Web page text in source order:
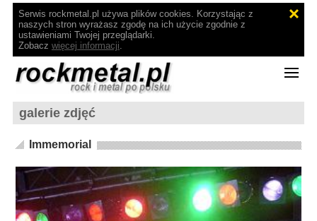
Serwis rockmetal.pl używa plików cookies. Korzystając z
naszych stron wyrażasz zgodę na ich użycie zgodnie z
ustawieniami Twojej przeglądarki.
Zobacz więcej informacji.
galerie zdjęć
Immemorial